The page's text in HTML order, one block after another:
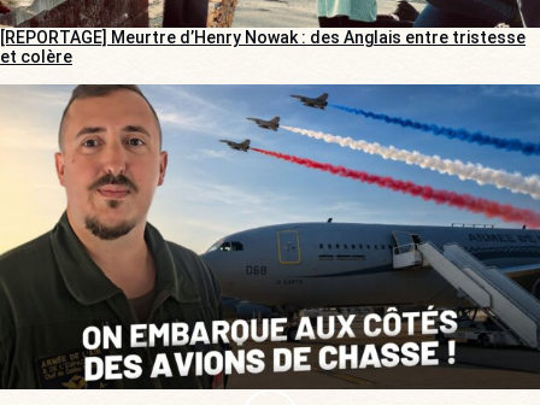
[REPORTAGE] Meurtre d’Henry Nowak : des Anglais entre tristesse
et colère